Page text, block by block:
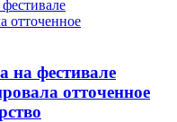
на фестивале
отточенное